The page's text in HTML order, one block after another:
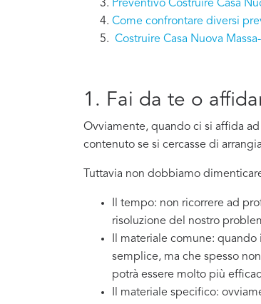
Preventivo Costruire Casa
Come confrontare diversi
Costruire Casa Nuova
1. Fai da te o
Ovviamente, quando ci si affida
contenuto se si cercasse di
Tuttavia non dobbiamo
Il tempo: non ricorrere ad
risoluzione del nostro
Il materiale comune:
semplice, ma che spesso
potrà essere molto più
Il materiale specifico: